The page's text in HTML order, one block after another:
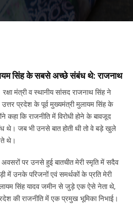
सिंह के सबसे अच्छे संबंध थे: राजनाथ
मंत्री व स्थानीय सांसद राजनाथ सिंह ने
उत्तर प्रदेश के पूर्व मुख्यमंत्री मुलायम सिंह के
कहा कि राजनीति में विरोधी होने के बावजूद
जब भी उनसे बात होती थी तो वे बड़े खुले
थे।
पर उनसे हुई बातचीत मेरी स्मृति में सदैव
में उनके परिजनों एवं समर्थकों के प्रति मेरी
सिंह यादव जमीन से जुड़े एक ऐसे नेता थे,
की राजनीति में एक प्रमुख भूमिका निभाई।